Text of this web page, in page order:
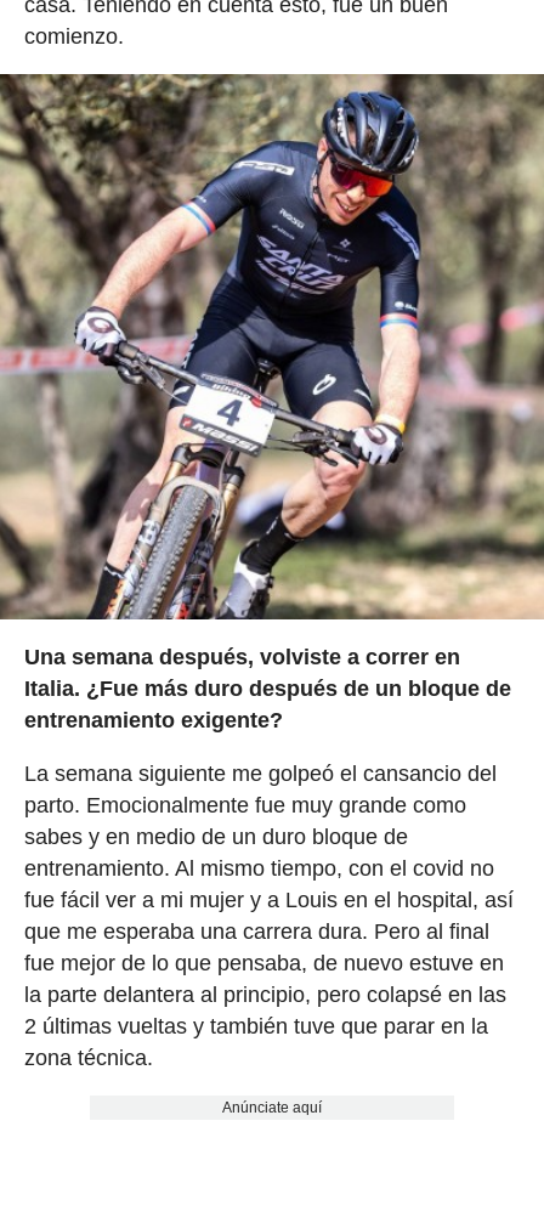
comienzo.
Una semana después, volviste a correr en
Italia. ¿Fue más duro después de un bloque de
entrenamiento exigente?
La semana siguiente me golpeó el cansancio del
parto. Emocionalmente fue muy grande como
sabes y en medio de un duro bloque de
entrenamiento. Al mismo tiempo, con el covid no
fue fácil ver a mi mujer y a Louis en el hospital, así
que me esperaba una carrera dura. Pero al final
fue mejor de lo que pensaba, de nuevo estuve en
la parte delantera al principio, pero colapsé en las
2 últimas vueltas y también tuve que parar en la
zona técnica.
Anúnciate aquí